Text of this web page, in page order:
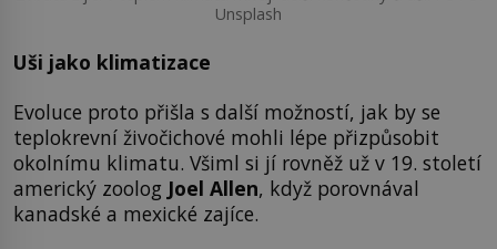
Unsplash
Uši jako klimatizace
Evoluce proto přišla s další možností, jak by se
teplokrevní živočichové mohli lépe přizpůsobit
okolnímu klimatu. Všiml si jí rovněž už v 19. století
americký zoolog Joel Allen, když porovnával
kanadské a mexické zajíce.